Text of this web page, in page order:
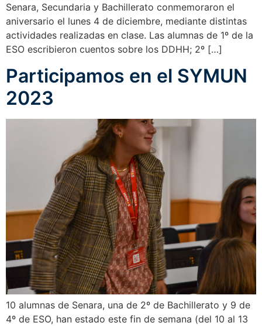
Senara, Secundaria y Bachillerato conmemoraron el
aniversario el lunes 4 de diciembre, mediante distintas
actividades realizadas en clase. Las alumnas de 1º de la
ESO escribieron cuentos sobre los DDHH; 2º […]
Participamos en el SYMUN
2023
10 alumnas de Senara, una de 2º de Bachillerato y 9 de
4º de ESO, han estado este fin de semana (del 10 al 13